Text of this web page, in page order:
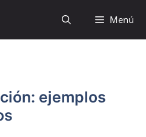
Menú
ejemplos